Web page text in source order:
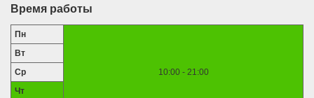
Время работы
Пн
10:00 - 21:00
Вт
Ср
Чт